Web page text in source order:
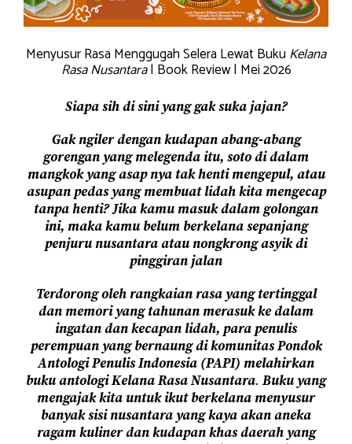
Menyusur Rasa Menggugah Selera Lewat Buku Kelana
Rasa Nusantara| Book Review | Mei 2026
Siapa sih di sini yang gak suka jajan?
Gak ngiler dengan kudapan abang-abang
gorengan yang melegenda itu, soto di dalam
mangkok yang asap nya tak henti mengepul, atau
asupan pedas yang membuat lidah kita mengecap
tanpa henti?Jika kamu masuk dalam golongan
ini, maka kamu belum berkelana sepanjang
penjuru nusantara atau nongkrong asyik di
pinggiran jalan
Terdorong oleh rangkaian rasa yang tertinggal
dan memori yang tahunan merasuk ke dalam
ingatan dan kecapan lidah, para penulis
perempuan yang bernaung di komunitas Pondok
Antologi Penulis Indonesia (PAPI) melahirkan
buku antologi Kelana Rasa Nusantara. Buku yang
mengajak kita untuk ikut berkelana menyusur
banyak sisi nusantara yang kaya akan aneka
ragam kuliner dan kudapan khas daerah yang